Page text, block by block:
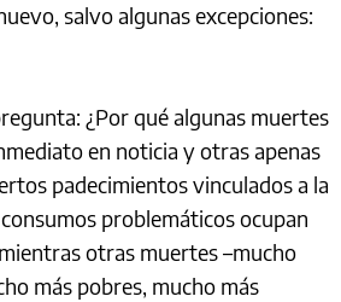
salvo algunas excepciones:
¿Por qué algunas muertes
en noticia y otras apenas
padecimientos vinculados a la
problemáticos ocupan
otras muertes –mucho
más pobres, mucho más